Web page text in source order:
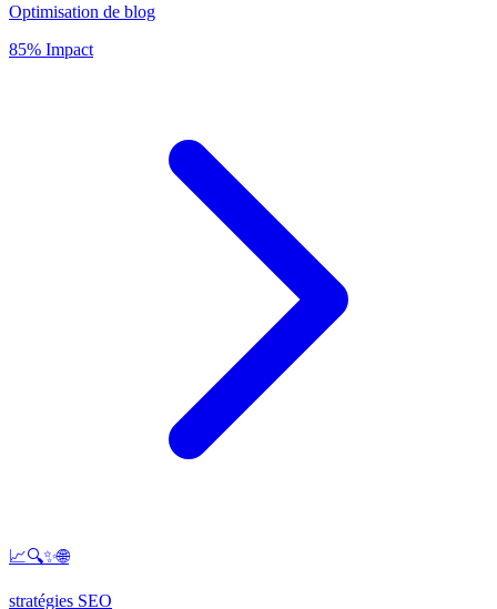
Optimisation de blog
85% Impact
📈🔍✨🌐
stratégies SEO